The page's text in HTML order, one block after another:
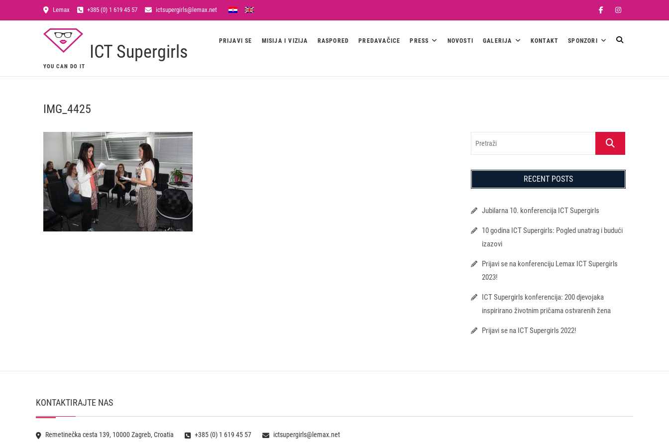
Lemax +385 (0) 1 619 45 57 ictsupergirls@lemax.net FacebookInstagram
ICT Supergirls
YOU CAN DO IT
PRIJAVI SE MISIJA I VIZIJA RASPORED PREDAVAČICE PRESS NOVOSTI GALERIJA KONTAKT SPONZORI
IMG_4425
Pretraži
RECENT POSTS
Jubilarna 10. konferencija ICT Supergirls
10 godina ICT Supergirls: Pogled unatrag i budući
izazovi
Prijavi se na konferenciju Lemax ICT Supergirls
2023!
ICT Supergirls konferencija: 200 djevojaka
inspirirano životnim pričama ostvarenih žena
Prijavi se na ICT Supergirls 2022!
KONTAKTIRAJTE NAS
Remetinečka cesta 139, 10000 Zagreb, Croatia +385 (0) 1 619 45 57 ictsupergirls@lemax.net